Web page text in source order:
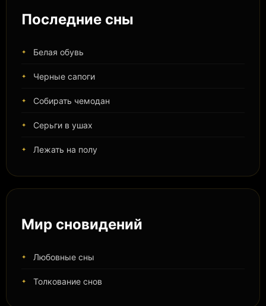
Последние сны
Белая обувь
Черные сапоги
Собирать чемодан
Серьги в ушах
Лежать на полу
Мир сновидений
Любовные сны
Толкование снов